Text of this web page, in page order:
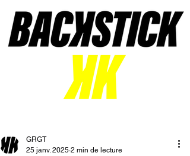
GRGT
25 janv. 2025 2 min de lecture